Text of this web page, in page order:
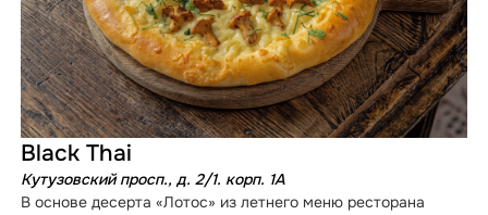
Black Thai
Кутузовский просп., д. 2/1. корп. 1А
В основе десерта «Лотос» из летнего меню ресторана